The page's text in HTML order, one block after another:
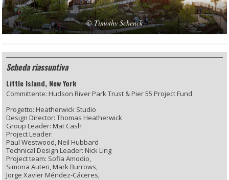
© Timothy Schenck
Scheda riassuntiva
Little Island, New York
Committente: Hudson River Park Trust & Pier 55 Project Fund
Progetto: Heatherwick Studio
Design Director: Thomas Heatherwick
Group Leader: Mat Cash
Project Leader:
Paul Westwood, Neil Hubbard
Technical Design Leader: Nick Ling
Project team: Sofia Amodio,
Simona Auteri, Mark Burrows,
Jorge Xavier Méndez-Cáceres,